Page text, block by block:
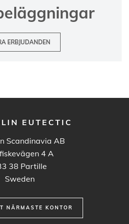
ERBJUDANDEN
EUTECTIC
Scandinavia AB
4 A
38 Partille
Sweden
NÄRMASTE KONTOR